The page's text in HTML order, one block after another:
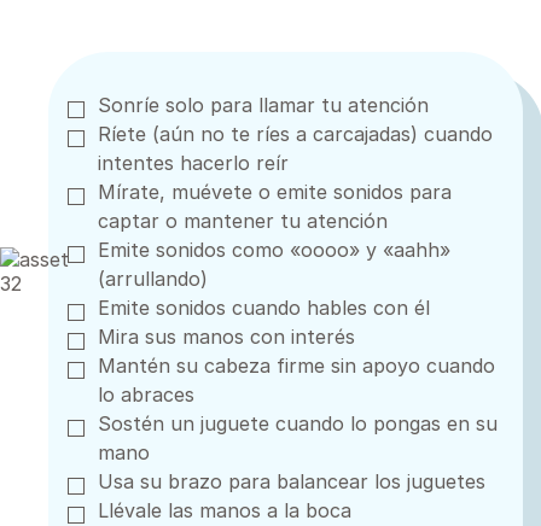
Sonríe solo para llamar tu atención
Ríete (aún no te ríes a carcajadas) cuando
intentes hacerlo reír
Mírate, muévete o emite sonidos para
captar o mantener tu atención
Emite sonidos como «oooo» y «aahh»
(arrullando)
Emite sonidos cuando hables con él
Mira sus manos con interés
Mantén su cabeza firme sin apoyo cuando
lo abraces
Sostén un juguete cuando lo pongas en su
mano
Usa su brazo para balancear los juguetes
Llévale las manos a la boca